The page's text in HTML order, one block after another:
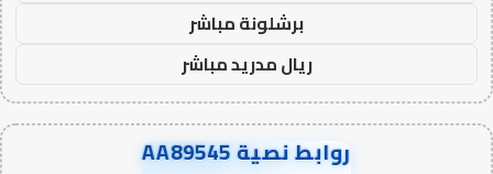
برشلونة مباشر
ريال مدريد مباشر
روابط نصية AA89545